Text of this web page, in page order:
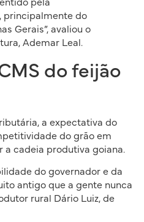
pela
principalmente do
Gerais”, avaliou o
Ademar Leal.
do feijão
a expectativa do
do grão em
a cadeia produtiva goiana.
do governador e da
antigo que a gente nunca
rural Dário Luiz, de